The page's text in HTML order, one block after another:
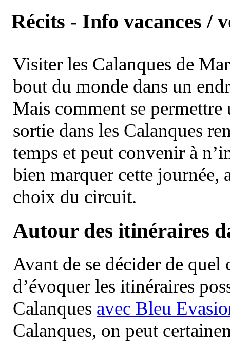
Récits - Info vacances /
Visiter les Calanques de
bout du monde dans un
Mais comment se permettre
sortie dans les Calanques
temps et peut convenir à
bien marquer cette journée,
choix du circuit.
Autour des itinéraires
Avant de se décider de
d’évoquer les itinéraires
Calanques avec Bleu
Calanques, on peut